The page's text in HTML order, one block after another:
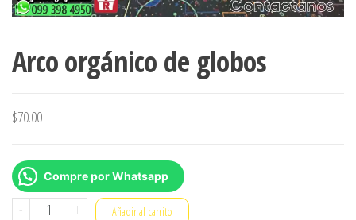
Arco orgánico de globos
$70.00
Compre por Whatsapp
-
Arco
+ Añadir al carrito